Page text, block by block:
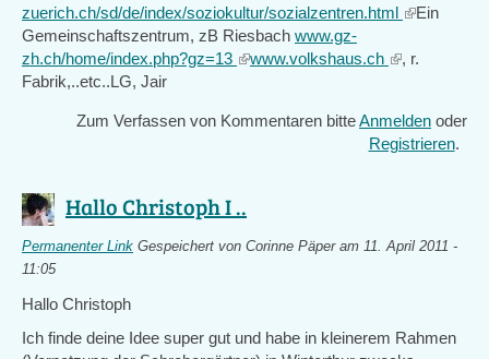
zuerich.ch/sd/de/index/soziokultur/sozialzentren.html (link
external)
Ein
Gemeinschaftszentrum, zB Riesbach www.gz-
zh.ch/home/index.php?gz=13 (link
www.volkshaus.ch (link
, r.
Fabrik,..etc..LG, Jair
Zum Verfassen von Kommentaren bitteAnmelden oder
Registrieren.
Hallo Christoph I ..
Permanenter Link Gespeichert von Corinne Päperam 11. April 2011 -
11:05
Hallo Christoph
Ich finde deine Idee super gut und habe in kleinerem Rahmen